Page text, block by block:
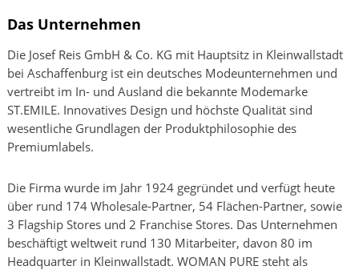
Das Unternehmen
Die Josef Reis GmbH & Co. KG mit Hauptsitz in Kleinwallstadt
bei Aschaffenburg ist ein deutsches Modeunternehmen und
vertreibt im In- und Ausland die bekannte Modemarke
ST.EMILE. Innovatives Design und höchste Qualität sind
wesentliche Grundlagen der Produktphilosophie des
Premiumlabels.
Die Firma wurde im Jahr 1924 gegründet und verfügt heute
über rund 174 Wholesale-Partner, 54 Flächen-Partner, sowie
3 Flagship Stores und 2 Franchise Stores. Das Unternehmen
beschäftigt weltweit rund 130 Mitarbeiter, davon 80 im
Headquarter in Kleinwallstadt. WOMAN PURE steht als